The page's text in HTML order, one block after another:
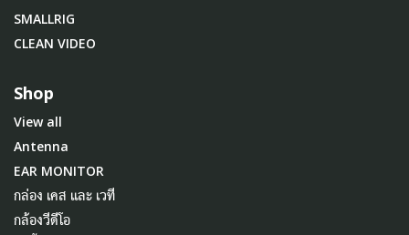
SMALLRIG
CLEAN VIDEO
Shop
View all
Antenna
EAR MONITOR
กล่อง เคส และ เวที
กล้องวีดีโอ